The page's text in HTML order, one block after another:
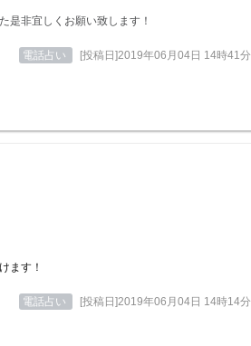
是非宜しくお願い致します！
電話占い [投稿日]2019年06月04日 14時41分
ます！
電話占い [投稿日]2019年06月04日 14時14分